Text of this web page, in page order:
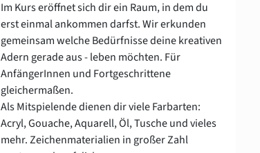
Im Kurs eröffnet sich dir ein Raum, in dem du
erst einmal ankommen darfst. Wir erkunden
gemeinsam welche Bedürfnisse deine kreativen
Adern gerade aus - leben möchten. Für
AnfängerInnen und Fortgeschrittene
gleichermaßen.
Als Mitspielende dienen dir viele Farbarten:
Acryl, Gouache, Aquarell, Öl, Tusche und vieles
mehr. Zeichenmaterialien in großer Zahl